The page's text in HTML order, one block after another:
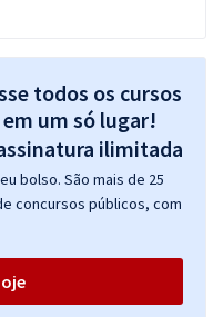
todos os cursos
um só lugar!
bolso. São mais de 25
concursos públicos, com